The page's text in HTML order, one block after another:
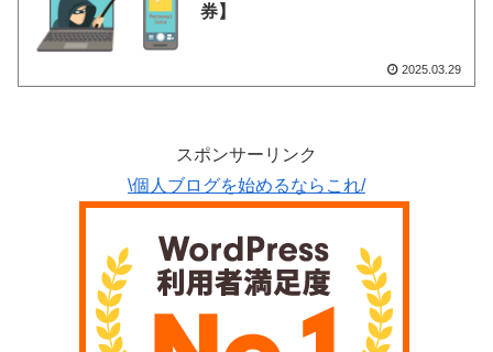
券】
2025.03.29
スポンサーリンク
\個人ブログを始めるならこれ/